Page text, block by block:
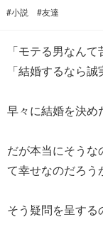
#小説 #友達
「モテる男なんて
「結婚するなら誠
早々に結婚を決め
だが本当にそうな
て幸せなのだろう
そう疑問を呈する